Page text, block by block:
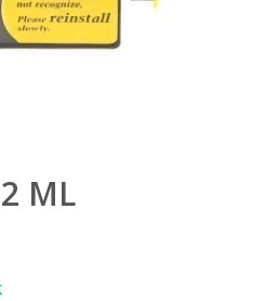
ML